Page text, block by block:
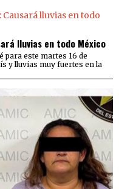
lluvias en todo México
para este martes 16 de
y lluvias muy fuertes en la